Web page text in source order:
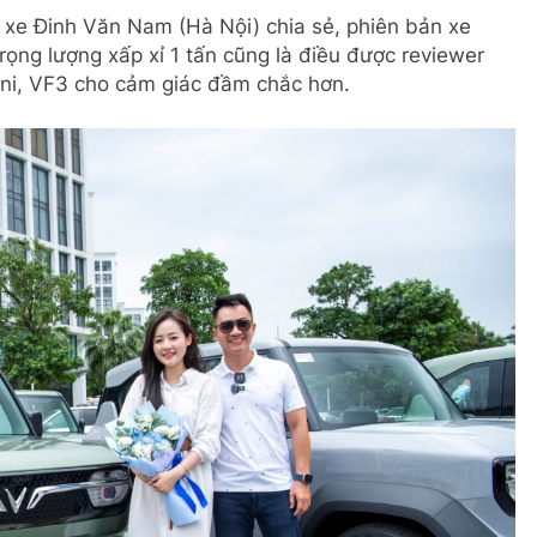
Đinh Văn Nam (Hà Nội) chia sẻ, phiên bản xe
lượng xấp xỉ 1 tấn cũng là điều được reviewer
VF3 cho cảm giác đầm chắc hơn.